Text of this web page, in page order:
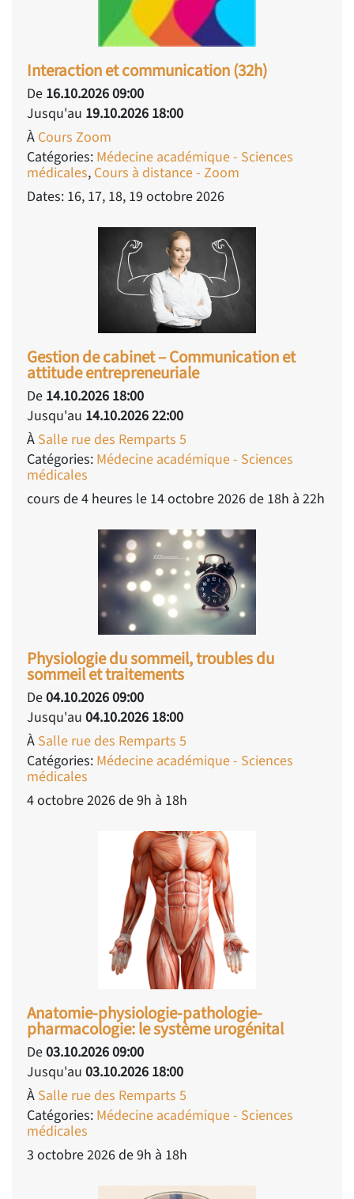
Interaction et communication (32h)
De 16.10.2026 09:00
Jusqu'au 19.10.2026 18:00
À Cours Zoom
Catégories: Médecine académique - Sciences
médicales, Cours à distance - Zoom
Dates: 16, 17, 18, 19 octobre 2026
Gestion de cabinet – Communication et
attitude entrepreneuriale
De 14.10.2026 18:00
Jusqu'au 14.10.2026 22:00
À Salle rue des Remparts 5
Catégories: Médecine académique - Sciences
médicales
cours de 4 heures le 14 octobre 2026 de 18h à 22h
Physiologie du sommeil, troubles du
sommeil et traitements
De04.10.2026 09:00
Jusqu'au 04.10.2026 18:00
À Salle rue des Remparts 5
Catégories: Médecine académique - Sciences
médicales
4 octobre 2026 de 9h à 18h
Anatomie-physiologie-pathologie-
pharmacologie: le système urogénital
De03.10.2026 09:00
Jusqu'au 03.10.2026 18:00
À Salle rue des Remparts 5
Catégories: Médecine académique - Sciences
médicales
3 octobre 2026 de 9h à 18h